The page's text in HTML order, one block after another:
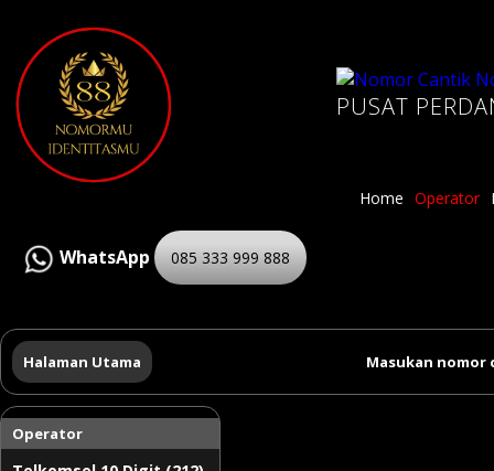
PUSAT
Home Operator
WhatsApp 085 333 999 888
Halaman Utama Masukan nomor
Operator